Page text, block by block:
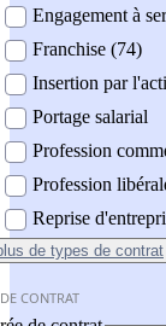
Engagement à
Franchise (74)
Insertion par
Portage salarial
Profession
Profession
Reprise
de types de contrat
CONTRAT